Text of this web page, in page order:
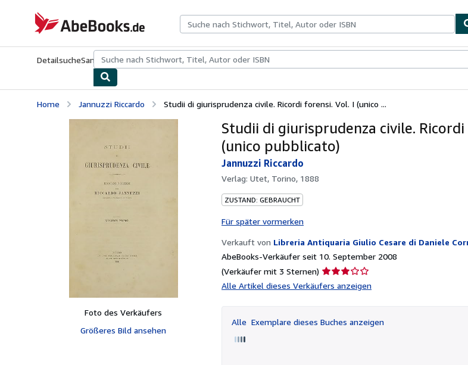
AbeBooks.de
DetailsucheSammlungenAntiquarische BücherKunst & Sammlerstücke
Home Jannuzzi Riccardo Studii di giurisprudenza civile. Ricordi forensi. Vol. I (unico ...
Foto des Verkäufers
Größeres Bild ansehen
Studii di giurisprudenza civile. Ricordi
(unico pubblicato)
Jannuzzi Riccardo
Verlag: Utet, Torino, 1888
ZUSTAND: GEBRAUCHT
Für später vormerken
Verkauft von Libreria Antiquaria Giulio Cesare di Daniele
AbeBooks-Verkäufer seit 10. September 2008
(Verkäufer mit 3 Sternen) Verkäuferbewertung
3
Sternen
Alle Artikel dieses Verkäufers anzeigen
Alle Exemplare dieses Buches anzeigen